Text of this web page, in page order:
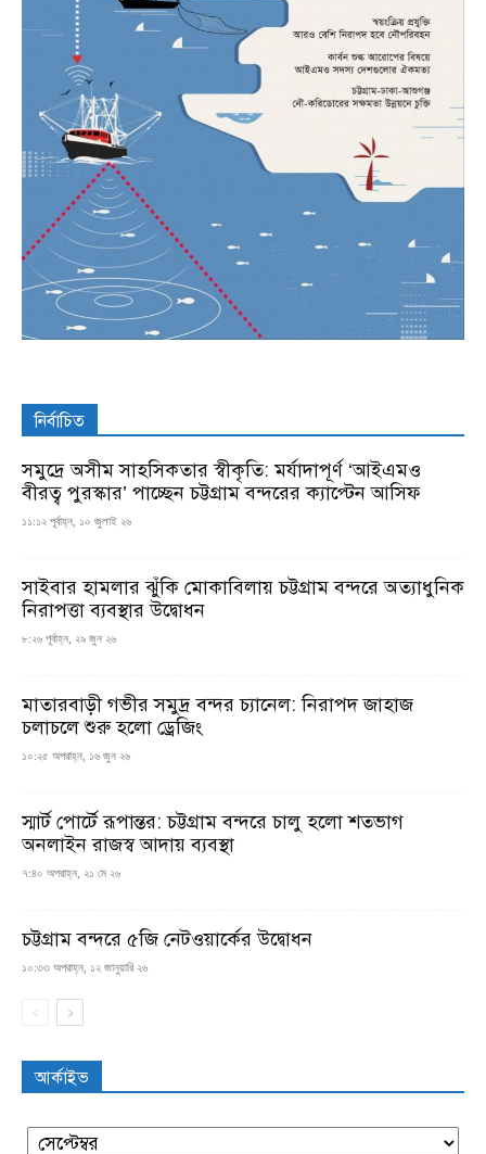
নির্বাচিত
সমুদ্রে অসীম সাহসিকতার স্বীকৃতি: মর্যাদাপূর্ণ ‘আইএমও
বীরত্ব পুরস্কার’ পাচ্ছেন চট্টগ্রাম বন্দরের ক্যাপ্টেন আসিফ
১১:১২ পূর্বাহ্ন, ১০ জুলাই ২৬
সাইবার হামলার ঝুঁকি মোকাবিলায় চট্টগ্রাম বন্দরে অত্যাধুনিক
নিরাপত্তা ব্যবস্থার উদ্বোধন
৮:২৬ পূর্বাহ্ন, ২৯ জুন ২৬
মাতারবাড়ী গভীর সমুদ্র বন্দর চ্যানেল: নিরাপদ জাহাজ
চলাচলে শুরু হলো ড্রেজিং
১০:২৫ অপরাহ্ন, ১৬ জুন ২৬
স্মার্ট পোর্টে রূপান্তর: চট্টগ্রাম বন্দরে চালু হলো শতভাগ
অনলাইন রাজস্ব আদায় ব্যবস্থা
৭:৪০ অপরাহ্ন, ২১ মে ২৬
চট্টগ্রাম বন্দরে ৫জি নেটওয়ার্কের উদ্বোধন
১০:৩৩ অপরাহ্ন, ১২ জানুয়ারি ২৬
আর্কাইভ